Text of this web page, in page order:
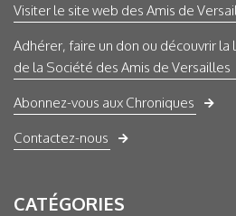
Visiter le site web des Amis de
Adhérer, faire un don ou découvrir
de la Société des Amis de Versailles
Abonnez-vous aux Chroniques
Contactez-nous
CATÉGORIES